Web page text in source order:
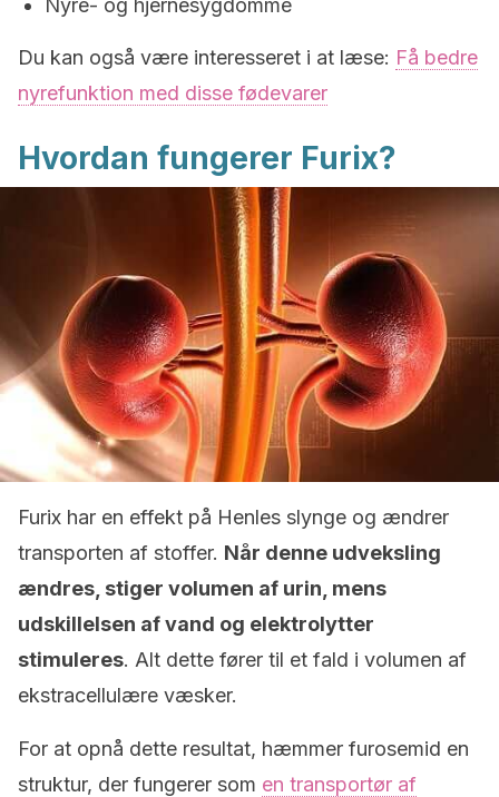
Nyre- og hjernesygdomme
Du kan også være interesseret i at læse: Få bedre
nyrefunktion med disse fødevarer
Hvordan fungerer Furix?
Furix har en effekt på Henles slynge og ændrer
transporten af stoffer. Når denne udveksling
ændres, stiger volumen af urin, mens
udskillelsen af ​​vand og elektrolytter
stimuleres. Alt dette fører til et fald i volumen af
ekstracellulære væsker.
For at opnå dette resultat, hæmmer furosemid en
struktur, der fungerer som en transportør af